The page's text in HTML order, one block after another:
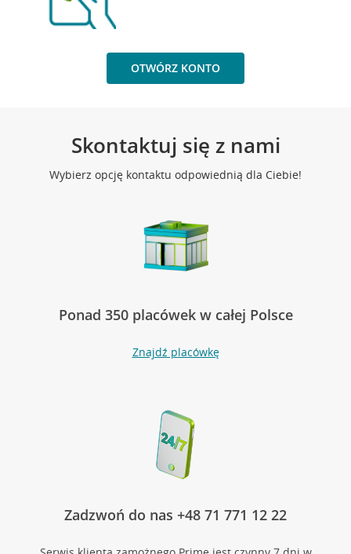
OTWÓRZ KONTO
Skontaktuj się z nami
Wybierz opcję kontaktu odpowiednią dla Ciebie!
Ponad 350 placówek w całej Polsce
Znajdź placówkę
Zadzwoń do nas +48 71 771 12 22